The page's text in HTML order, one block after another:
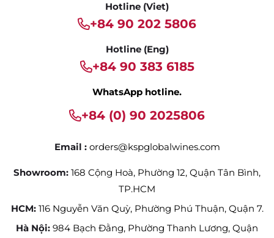
Hotline (Viet)
+84 90 202 5806
Hotline (Eng)
+84 90 383 6185
WhatsApp hotline.
+84 (0) 90 2025806
Email : orders@kspglobalwines.com
Showroom: 168 Cộng Hoà, Phường 12, Quận Tân Bình,
TP.HCM
HCM: 116 Nguyễn Văn Quỳ, Phường Phú Thuận, Quận 7.
Hà Nội: 984 Bạch Đằng, Phường Thanh Lương, Quận